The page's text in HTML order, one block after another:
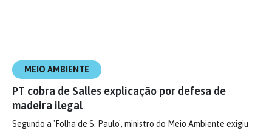
MEIO AMBIENTE
PT cobra de Salles explicação por defesa de
madeira ilegal
Segundo a 'Folha de S. Paulo', ministro do Meio Ambiente exigiu